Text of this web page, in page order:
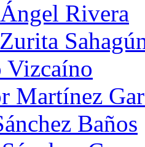
Rivera
Vizcaíno
Martínez
Baños